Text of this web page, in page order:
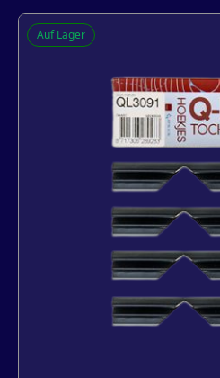
Q-lon 3091, doos
In den Warenkorb
Auf Lager